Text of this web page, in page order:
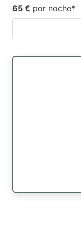
65 € por noche*